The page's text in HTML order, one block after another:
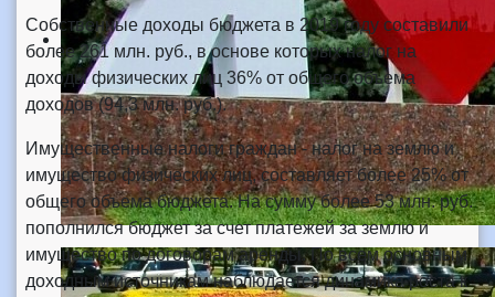
Собственные доходы бюджета в 2019 году составили
более 261 млн. руб., в основе которых налог на
доходы физических лиц 36% от общего объема
доходов (94,3 млн. руб.).
Имущественные налоги граждан - налог на землю и
имущество физических лиц, составляет более 25% от
общего объема бюджета. На сумму более 53 млн. руб.
пополнился бюджет за счет платежей за землю и
имущество по договорам аренды. По всем основным
доходным источникам наблюдается динамика роста к